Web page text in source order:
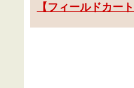
【フィールドカー